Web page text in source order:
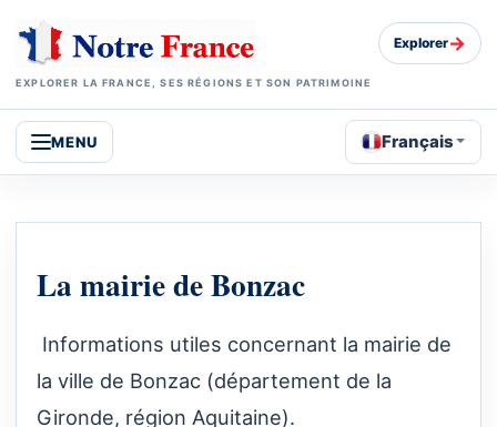
EXPLORER LA FRANCE, SES RÉGIONS ET SON PATRIMOINE
Explorer→
MENU Français
La mairie de Bonzac
Informations utiles concernant la mairie de
la ville de Bonzac (département de la
Gironde, région Aquitaine).